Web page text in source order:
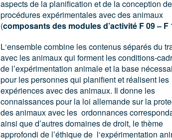
aspects de la planification et de la conception
procédures expérimentales avec des animaux
(composants des modules d’activité F 09 – F
L‘ensemble combine les contenus séparés du
avec les animaux qui forment les conditions-
de l’expérimentation animale et la base
pour les personnes qui planifient et réalisent les
expériences avec des animaux. Il donne les
connaissances pour la loi allemande sur la
des animaux avec les ordonnances
ainsi que d’autres domaines de droit, le thème
approfondi de l’éthique de l‘expérimentation